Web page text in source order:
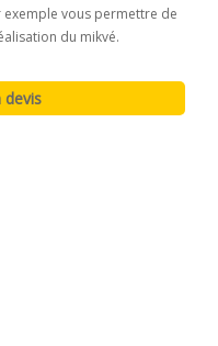
exemple vous permettre de
du mikvé.